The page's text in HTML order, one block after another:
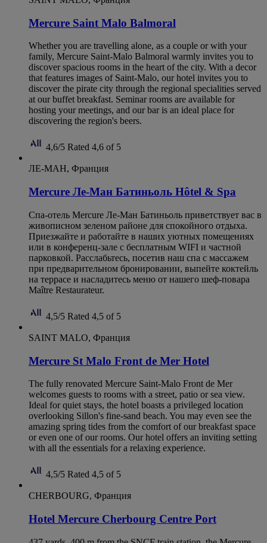
Mercure Saint Malo Balmoral
Whether you are travelling alone, as a couple or with your
family, Mercure Saint-Malo Balmoral warmly invites you to
discover spacious rooms in the heart of the city. With a decor
that features images of Saint-Malo, our hotel invites you to
discover the pirate city through the regional specialities served
at our buffet breakfast. Seminar rooms are available for
hosting your meetings, and our bar is an ideal place for
discovering the region's beers.
4,6/5 Rated 4,6 of 5
ЛЕ-МАН, Франция
Mercure Ле-Ман Батиньоль Hôtel & Spa
Спа-отель Mercure Ле-Ман Батиньоль приветствует вас в
живописном зеленом районе для спокойного отдыха.
Приезжайте и работайте в наших уютных помещениях
или в конференц-зале с бесплатным WIFI и частной
парковкой. Расслабьтесь, посетив наш спа с массажем
при предварительном бронировании, выпейте коктейль
на террасе и насладитесь меню от нашего шеф-повара
Maître Restaurateur.
4,5/5 Rated 4,5 of 5
SAINT MALO, Франция
Mercure St Malo Front de Mer Hotel
The fully renovated Mercure Saint-Malo Front de Mer
welcomes guests to rooms with a street, patio or sea view.
Ideal for quiet stays, the hotel boasts a privileged location
overlooking Sillon's fine-sand beach. You may even see the
amazing spring tides from the comfort of our breakfast space
or even one of our rooms. Our hotel offers an inviting setting
with all the essentials for a relaxing experience.
4,5/5 Rated 4,5 of 5
CHERBOURG, Франция
Hotel Mercure Cherbourg Centre Port